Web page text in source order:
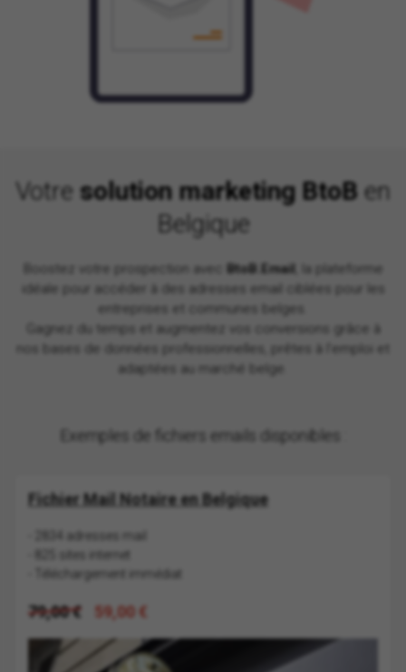
Votre solution marketing BtoB en
Belgique
Boostez votre prospection avec BtoB.Email , la plateforme
idéale pour accéder à des adresses email ciblées pour les
entreprises et communes belges.
Gagnez du temps et augmentez vos conversions grâce à
nos bases de données professionnelles, prêtes à l’emploi et
adaptées au marché belge.
Exemples de fichiers emails disponibles :
Fichier Mail Notaire en Belgique
- 2834 adresses mail
- 825 sites internet
- Téléchargement immédiat
79,00 € 59,00 €